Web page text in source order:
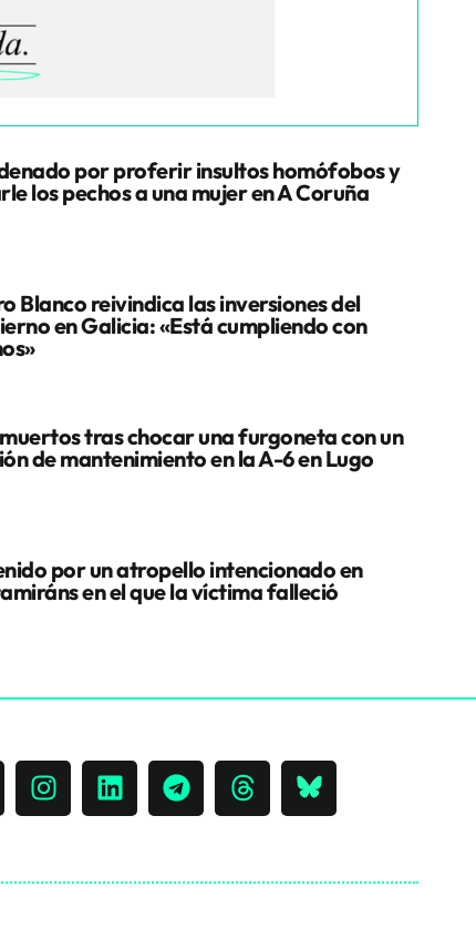
por proferir insultos homófobos y
los pechos a una mujer en A Coruña
Blanco reivindica las inversiones del
en Galicia: «Está cumpliendo con
tras chocar una furgoneta con un
de mantenimiento en la A-6 en Lugo
por un atropello intencionado en
en el que la víctima falleció